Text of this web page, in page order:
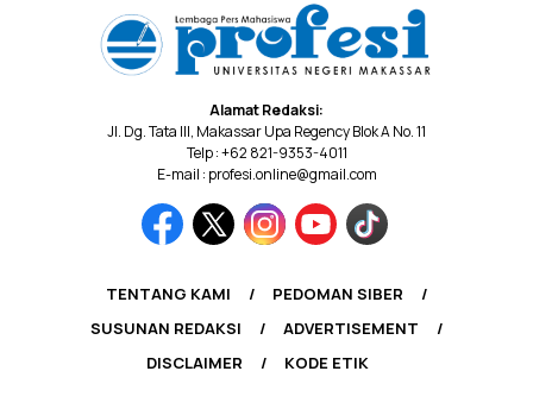
Alamat Redaksi:
Jl. Dg. Tata III, Makassar Upa Regency Blok A No. 11
Telp : +62 821-9353-4011
E-mail : profesi.online@gmail.com
TENTANG KAMI
PEDOMAN SIBER
SUSUNAN REDAKSI
ADVERTISEMENT
DISCLAIMER
KODE ETIK